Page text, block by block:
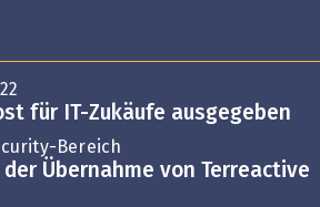
für IT-Zukäufe ausgegeben
Bereich
Übernahme von Terreactive